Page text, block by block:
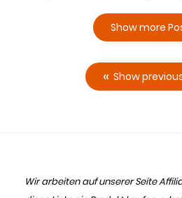
Show more
Show
Wir arbeiten auf unserer Seite